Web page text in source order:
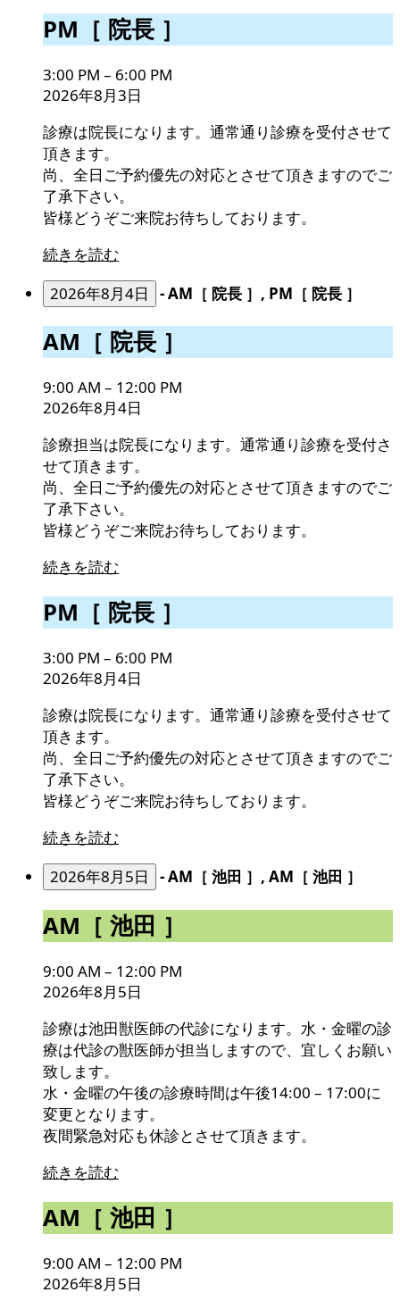
PM［
院
長
］
PM［ 院長 ］
3:00 PM – 6:00 PM
2026年8月3日
診療は院長になります。通常通り診療を受付させて
頂きます。
尚、全日ご予約優先の対応とさせて頂きますのでご
了承下さい。
皆様どうぞご来院お待ちしております。
続きを読む
2026年8月4日
-AM［ 院長 ］, PM［ 院長 ］
AM［
院
長
］
AM［ 院長 ］
9:00 AM – 12:00 PM
2026年8月4日
診療担当は院長になります。通常通り診療を受付さ
せて頂きます。
尚、全日ご予約優先の対応とさせて頂きますのでご
了承下さい。
皆様どうぞご来院お待ちしております。
続きを読む
PM［
院
長
］
PM［ 院長 ］
3:00 PM – 6:00 PM
2026年8月4日
診療は院長になります。通常通り診療を受付させて
頂きます。
尚、全日ご予約優先の対応とさせて頂きますのでご
了承下さい。
皆様どうぞご来院お待ちしております。
続きを読む
2026年8月5日
-AM［ 池田 ］, AM［ 池田 ］
AM［
池
田
］
AM［ 池田 ］
9:00 AM – 12:00 PM
2026年8月5日
診療は池田獣医師の代診になります。水・金曜の診
療は代診の獣医師が担当しますので、宜しくお願い
致します。
水・金曜の午後の診療時間は午後14:00 – 17:00に
変更となります。
夜間緊急対応も休診とさせて頂きます。
続きを読む
AM［
池
田
］
AM［ 池田 ］
9:00 AM – 12:00 PM
2026年8月5日